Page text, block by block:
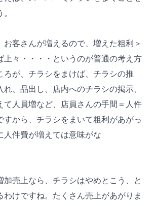
お客さんが増えるので、増えた粗利＞
上々・・・・というのが普通の考え方
ろが、チラシをまけば、チラシの推
、品出し、店内へのチラシの掲示、
て人員増など、店員さんの手間＝人件
すから、チラシをまいて粗利があがっ
人件費が増えては意味がな
加売上なら、チラシはやめとこう、と
わけですね。たくさん売上があがりま